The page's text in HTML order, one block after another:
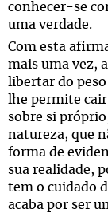
conhecer-se
uma verdade.
Com esta
mais uma vez,
libertar do
lhe permite
sobre si
natureza, que
forma de
sua realidade,
tem o cuidado
acaba por ser